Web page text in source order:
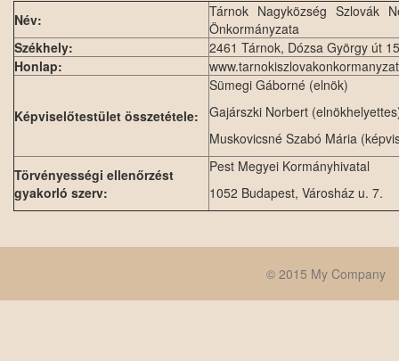
Név:
Tárnok Nagyközség Szlovák
Önkormányzata
Székhely:
2461 Tárnok, Dózsa György út
Honlap:
Képviselőtestület összetétele:
Sümegi Gáborné (elnök)
Gajárszki Norbert
Muskovicsné Szabó Mária
Törvényességi ellenőrzést
gyakorló szerv:
Pest Megyei Kormányhivatal
1052 Budapest, Városház u. 7.
© 2015 My Company